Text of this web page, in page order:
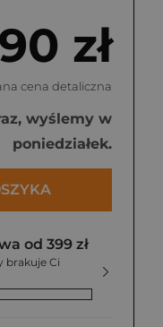
zł
cena detaliczna
wyślemy w
poniedziałek.
od 399 zł
brakuje Ci